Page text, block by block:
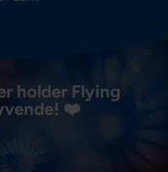
holder Flying
❤️